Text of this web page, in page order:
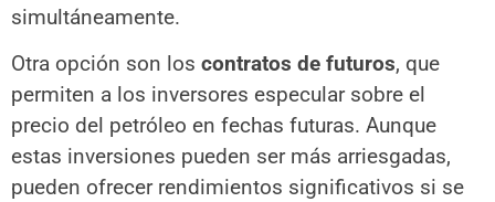
simultáneamente.
Otra opción son los contratos de futuros, que
permiten a los inversores especular sobre el
precio del petróleo en fechas futuras. Aunque
estas inversiones pueden ser más arriesgadas,
pueden ofrecer rendimientos significativos si se